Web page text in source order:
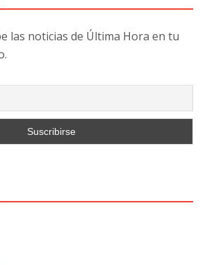
las noticias de Última Hora en tu